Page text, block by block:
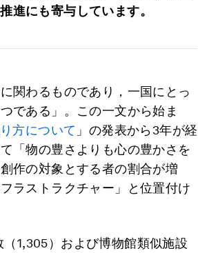
進にも寄与しています。
関わるものであり，一国にとっ
である」。この一文から始ま
方について 」の発表から3年が経
「物の豊さよりも心の豊かさを
作の対象とする者の割合が増
ラストラクチャー」と位置付け
1,305）および博物館類似施設